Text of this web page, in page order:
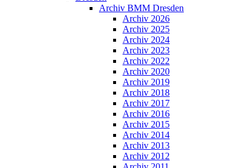
Archiv BMM Dresden
Archiv 2026
Archiv 2025
Archiv 2024
Archiv 2023
Archiv 2022
Archiv 2020
Archiv 2019
Archiv 2018
Archiv 2017
Archiv 2016
Archiv 2015
Archiv 2014
Archiv 2013
Archiv 2012